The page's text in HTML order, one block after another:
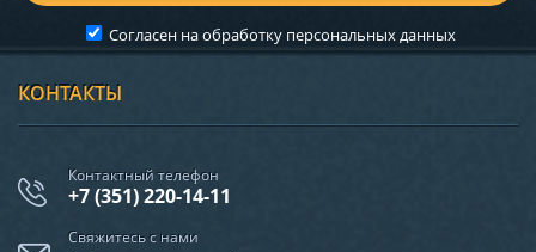
Согласен на обработку персональных данных
КОНТАКТЫ
Контактный телефон
+7 (351) 220-14-11
Свяжитесь с нами